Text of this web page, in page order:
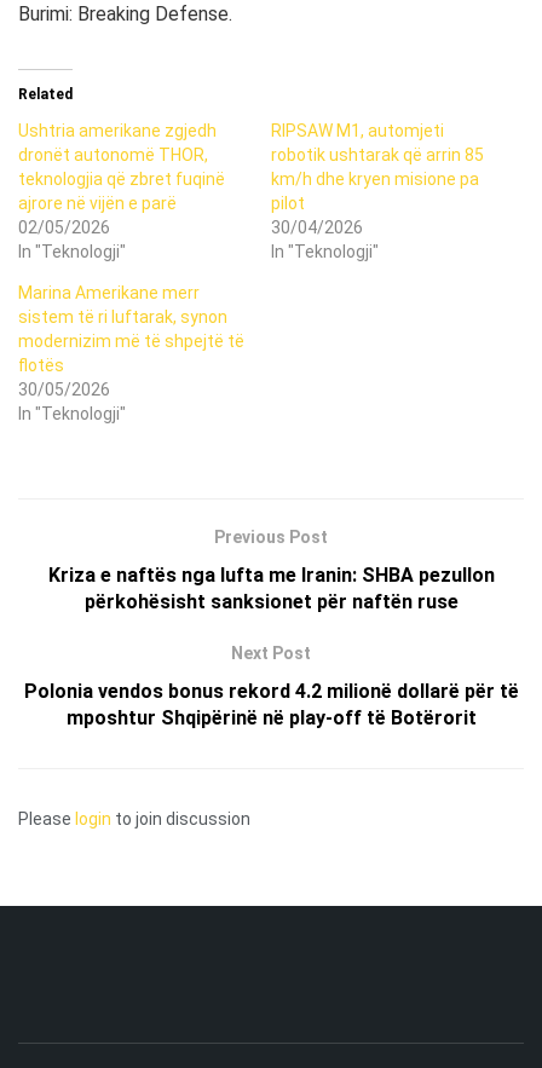
Burimi: Breaking Defense.
Related
Ushtria amerikane zgjedh
dronët autonomë THOR,
teknologjia që zbret fuqinë
ajrore në vijën e parë
02/05/2026
In "Teknologji"
RIPSAW M1, automjeti
robotik ushtarak që arrin 85
km/h dhe kryen misione pa
pilot
30/04/2026
In "Teknologji"
Marina Amerikane merr
sistem të ri luftarak, synon
modernizim më të shpejtë të
flotës
30/05/2026
In "Teknologji"
Previous Post
Kriza e naftës nga lufta me Iranin: SHBA pezullon
përkohësisht sanksionet për naftën ruse
Next Post
Polonia vendos bonus rekord 4.2 milionë dollarë për të
mposhtur Shqipërinë në play-off të Botërorit
Please login to join discussion